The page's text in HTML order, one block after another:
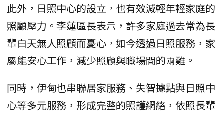
此外，日照中心的設立，也有效減輕年輕家庭的
照顧壓力。李蓮區長表示，許多家庭過去常為長
輩白天無人照顧而憂心，如今透過日照服務，家
屬能安心工作，減少照顧與職場間的兩難。
同時，伊甸也串聯居家服務、失智據點與日照中
心等多元服務，形成完整的照護網絡，依照長輩